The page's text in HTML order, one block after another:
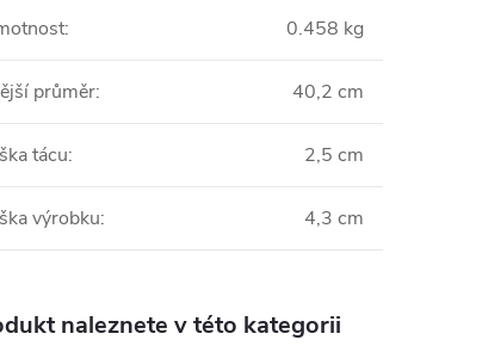
: 0.458 kg
průměr: 40,2 cm
tácu: 2,5 cm
výrobku: 4,3 cm
naleznete v této kategorii